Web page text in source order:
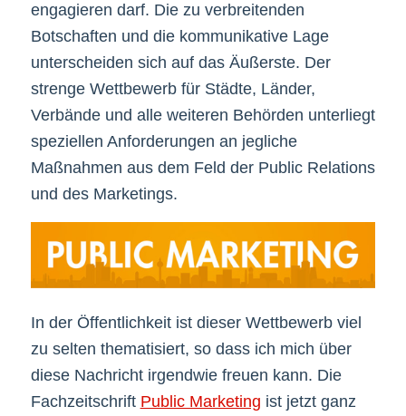
engagieren darf. Die zu verbreitenden
Botschaften und die kommunikative Lage
unterscheiden sich auf das Äußerste. Der
strenge Wettbewerb für Städte, Länder,
Verbände und alle weiteren Behörden unterliegt
speziellen Anforderungen an jegliche
Maßnahmen aus dem Feld der Public Relations
und des Marketings.
In der Öffentlichkeit ist dieser Wettbewerb viel
zu selten thematisiert, so dass ich mich über
diese Nachricht irgendwie freuen kann. Die
Fachzeitschrift Public Marketing ist jetzt ganz